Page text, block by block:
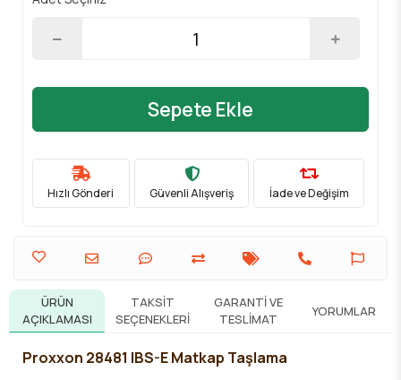
Sepete Ekle
Hızlı Gönderi Güvenli Alışveriş İade ve Değişim
ÜRÜN
AÇIKLAMASI
TAKSIT
SEÇENEKLERI
GARANTI VE
TESLIMAT
YORUMLAR
Proxxon 28481 IBS-E Matkap Taşlama